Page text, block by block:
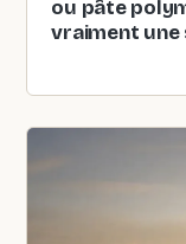
ou pâte
vraiment une